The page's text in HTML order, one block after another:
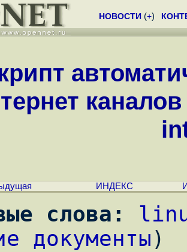
НОВОСТИ (+)
ИНДЕКС
слова:
документы)